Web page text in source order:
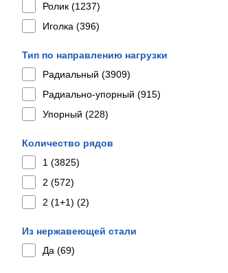
Ролик (1237)
Иголка (396)
Тип по направлению нагрузки
Радиальный (3909)
Радиально-упорный (915)
Упорный (228)
Количество рядов
1 (3825)
2 (572)
2 (1+1) (2)
Из нержавеющей стали
Да (69)